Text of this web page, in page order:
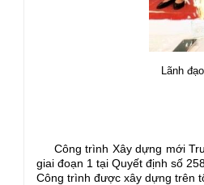
Lãnh
Công trình Xây dựng mới
giai đoạn 1 tại Quyết định số
Công trình được xây dựng trên